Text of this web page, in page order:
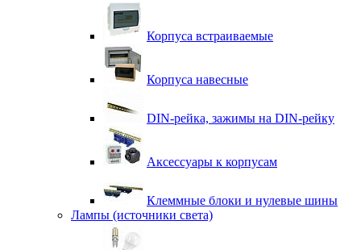
Корпуса встраиваемые
Корпуса навесные
DIN-рейка, зажимы на DIN-рейку
Аксессуары к корпусам
Клеммные блоки и нулевые шины
Лампы (источники света)